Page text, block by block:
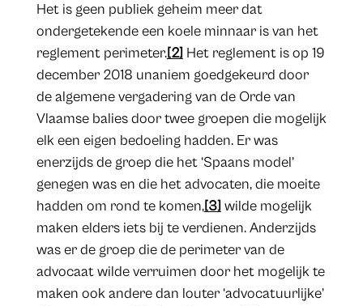
Het is geen publiek geheim meer dat
ondergetekende een koele minnaar is van het
reglement perimeter.[2] Het reglement is op 19
december 2018 unaniem goedgekeurd door
de algemene vergadering van de Orde van
Vlaamse balies door twee groepen die mogelijk
elk een eigen bedoeling hadden. Er was
enerzijds de groep die het ‘Spaans model’
genegen was en die het advocaten, die moeite
hadden om rond te komen,[3] wilde mogelijk
maken elders iets bij te verdienen. Anderzijds
was er de groep die de perimeter van de
advocaat wilde verruimen door het mogelijk te
maken ook andere dan louter ‘advocatuurlijke’